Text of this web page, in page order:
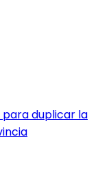
duplicar la